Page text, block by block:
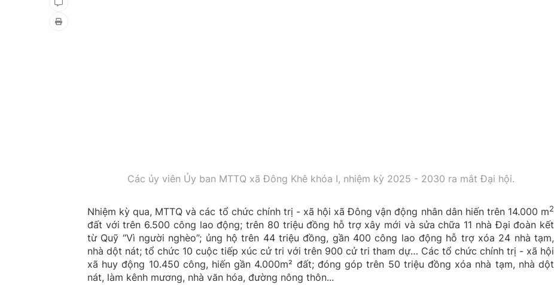
Các ủy viên Ủy ban MTTQ xã Đông Khê khóa I, nhiệm kỳ 2025 - 2030 ra mắt Đại hội.
Nhiệm kỳ qua, MTTQ và các tổ chức chính trị - xã hội xã Đông vận động nhân dân hiến trên 14.000 m2
đất với trên 6.500 công lao động; trên 80 triệu đồng hỗ trợ xây mới và sửa chữa 11 nhà Đại đoàn kết
từ Quỹ “Vì người nghèo”; ủng hộ trên 44 triệu đồng, gần 400 công lao động hỗ trợ xóa 24 nhà tạm,
nhà dột nát; tổ chức 10 cuộc tiếp xúc cử tri với trên 900 cử tri tham dự… Các tổ chức chính trị - xã hội
xã huy động 10.450 công, hiến gần 4.000m² đất; đóng góp trên 50 triệu đồng xóa nhà tạm, nhà dột
nát, làm kênh mương, nhà văn hóa, đường nông thôn...